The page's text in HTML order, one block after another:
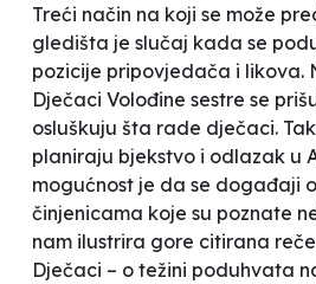
Treći način na koji se može
gledišta je slučaj kada se
pozicije pripovjedača i likova.
Dječaci Volođine sestre se
osluškuju šta rade dječaci.
planiraju bjekstvo i odlazak u
mogućnost je da se događaji
činjenicama koje su poznate
nam ilustrira gore citirana
Dječaci – o težini poduhvata